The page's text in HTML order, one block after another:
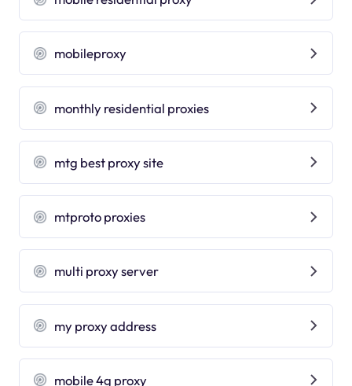
mobileproxy
monthly residential proxies
mtg best proxy site
mtproto proxies
multi proxy server
my proxy address
mobile 4g proxy